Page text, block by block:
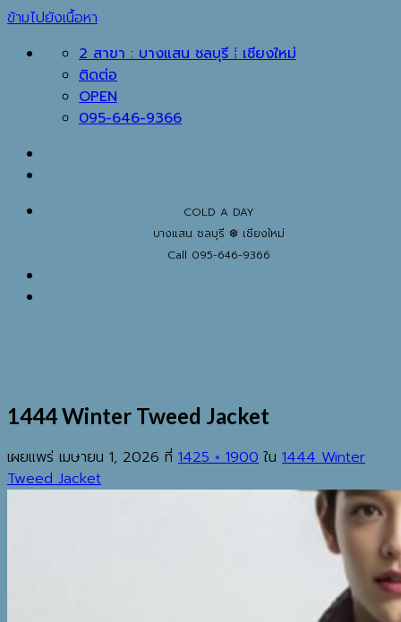
ข้ามไปยังเนื้อหา
2 สาขา : บางแสน ชลบุรี ⁞ เชียงใหม่
ติดต่อ
OPEN
095-646-9366
COLD A DAY
บางแสน ชลบุรี ❆ เชียงใหม่
Call 095-646-9366
1444 Winter Tweed Jacket
เผยแพร่ เมษายน 1, 2026 ที่ 1425 × 1900 ใน 1444 Winter
Tweed Jacket